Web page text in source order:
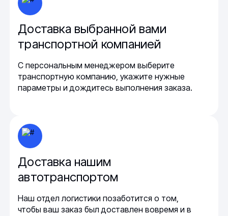
Доставка выбранной вами
транспортной компанией
С персональным менеджером выберите
транспортную компанию, укажите нужные
параметры и дождитесь выполнения заказа.
Доставка нашим
автотранспортом
Наш отдел логистики позаботится о том,
чтобы ваш заказ был доставлен вовремя и в